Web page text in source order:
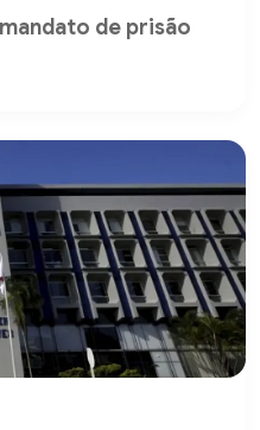
de prisão